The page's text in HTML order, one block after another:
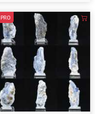
PRO